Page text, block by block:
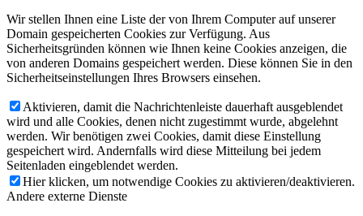
Wir stellen Ihnen eine Liste der von Ihrem Computer auf unserer
Domain gespeicherten Cookies zur Verfügung. Aus
Sicherheitsgründen können wie Ihnen keine Cookies anzeigen, die
von anderen Domains gespeichert werden. Diese können Sie in den
Sicherheitseinstellungen Ihres Browsers einsehen.
Aktivieren, damit die Nachrichtenleiste dauerhaft ausgeblendet
wird und alle Cookies, denen nicht zugestimmt wurde, abgelehnt
werden. Wir benötigen zwei Cookies, damit diese Einstellung
gespeichert wird. Andernfalls wird diese Mitteilung bei jedem
Seitenladen eingeblendet werden.
Hier klicken, um notwendige Cookies zu aktivieren/deaktivieren.
Andere externe Dienste